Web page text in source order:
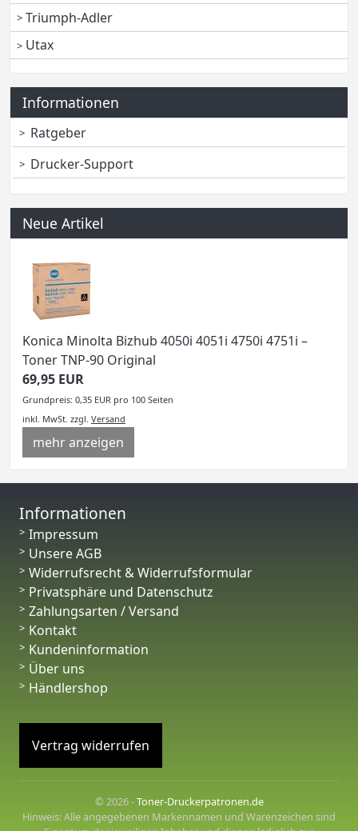
Triumph-Adler
Utax
Informationen
Ratgeber
Drucker-Support
Neue Artikel
Konica Minolta Bizhub 4050i 4051i 4750i 4751i –
Toner TNP-90 Original
69,95 EUR
Grundpreis: 0,35 EUR pro 100 Seiten
inkl. MwSt. zzgl. Versand
mehr anzeigen
Informationen
Impressum
Unsere AGB
Widerrufsrecht & Widerrufsformular
Privatsphäre und Datenschutz
Zahlungsarten / Versand
Kontakt
Kundeninformation
Über uns
Händlershop
Vertrag widerrufen
© 2026 -Toner-Druckerpatronen.de
Hinweis: Alle angegebenen Markennamen und Warenzeichen sind